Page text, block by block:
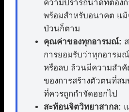
ความปรารถนาดีที่ต้องก
พร้อมสำหรับอนาคต แ
ป่วนก็ตาม
คุณค่าของทุกอารมณ์:
การยอมรับว่าทุกอารม
หรือลบ ล้วนมีความสำ
ของการสร้างตัวตนที่ส
ที่ควรถูกกำจัดออกไป
สะท้อนจิตวิทยาสากล: